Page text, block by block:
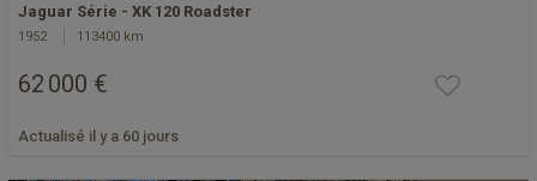
Jaguar Série - XK 120 Roadster
1952 113400 km
62 000 €
Actualisé il y a 60 jours